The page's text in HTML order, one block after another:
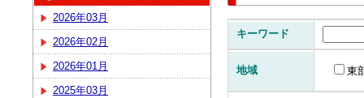
2026年03月
2026年02月
2026年01月
2025年03月
キーワード
地域 東